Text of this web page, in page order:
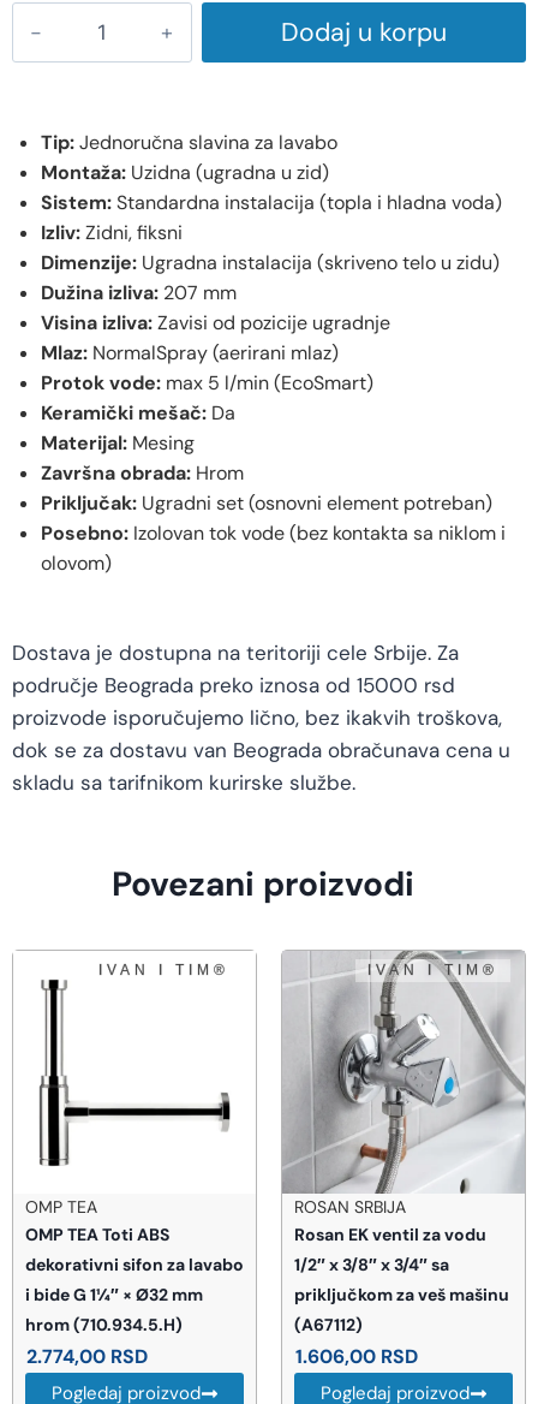
Dodaj u korpu
Tip:Jednoručna slavina za lavabo
Montaža: Uzidna (ugradna u zid)
Sistem:Standardna instalacija (topla i hladna voda)
Izliv:Zidni, fiksni
Dimenzije: Ugradna instalacija (skriveno telo u zidu)
Dužina izliva: 207 mm
Visina izliva:Zavisi od pozicije ugradnje
Mlaz: NormalSpray (aerirani mlaz)
Protok vode: max 5 l/min (EcoSmart)
Keramički mešač: Da
Materijal: Mesing
Završna obrada: Hrom
Priključak: Ugradni set (osnovni element potreban)
Posebno: Izolovan tok vode (bez kontakta sa niklom i
olovom)
Dostava je dostupna na teritoriji cele Srbije. Za
područje Beograda preko iznosa od 15000 rsd
proizvode isporučujemo lično, bez ikakvih troškova,
dok se za dostavu van Beograda obračunava cena u
skladu sa tarifnikom kurirske službe.
Povezani proizvodi
ROSAN SRBIJA
Rosan EK ventil za vodu
1/2″ x 3/8″ x 3/4″ sa
priključkom za veš mašinu
(A67112)
1.606,00RSD
Pogledaj proizvod
ROSAN SRBIJA
Rosan S2 Black EK ventil
vodu 1/2″ x 3/8″ (261238B)
1.775,00RSD
Pogledaj proizvod